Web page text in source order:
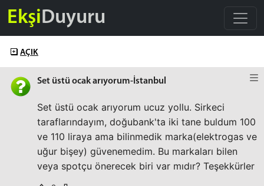
EkşiDuyuru
AÇIK
Set üstü ocak arıyorum-İstanbul
Set üstü ocak arıyorum ucuz yollu. Sirkeci
taraflarındayım, doğubank'ta iki tane buldum 100
ve 110 liraya ama bilinmedik marka(elektrogas ve
uğur bişey) güvenemedim. Bu markaları bilen
veya spotçu önerecek biri var mıdır? Teşekkürler